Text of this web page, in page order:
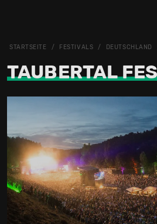
STARTSEITE FESTIVALS DEUTSCHLAND
TAUBERTAL